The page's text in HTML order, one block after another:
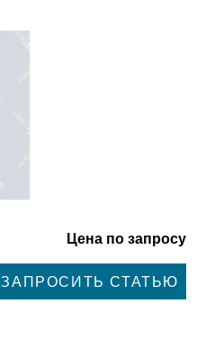
Цена по запросу
ЗАПРОСИТЬ СТАТЬЮ